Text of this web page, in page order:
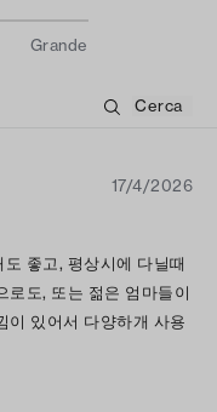
Grande
17/4/2026
좋고, 평상시에 다닐때
로도, 또는 젊은 엄마들이
이 있어서 다양하개 사용